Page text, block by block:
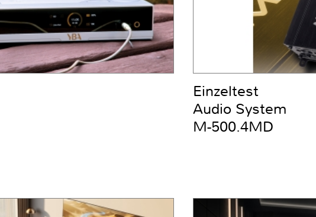
Einzeltest
Audio System
M-500.4MD